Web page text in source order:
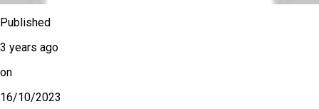
Published
3 years ago
on
16/10/2023